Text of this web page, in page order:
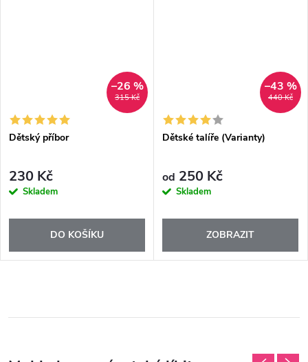
315 Kč
–26 %
Dětský příbor
230 Kč
Skladem
DO KOŠÍKU
440 Kč
–43 %
Dětské talíře (Varianty)
od 250 Kč
Skladem
ZOBRAZIT